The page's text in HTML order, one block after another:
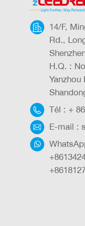
14/F,
Rd.,
H.Q. :
Yanzhou
Tél : +
E-mail :